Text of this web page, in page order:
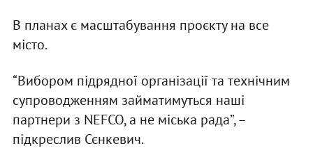
В планах є масштабування проєкту на все
місто.
“Вибором підрядної організації та технічним
супроводженням займатимуться наші
партнери з NEFCO, а не міська рада”, –
підкреслив Сєнкевич.